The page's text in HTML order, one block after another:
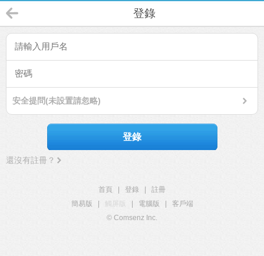
登錄
安全提問(未設置請忽略)
登錄
還沒有註冊？
首頁 登錄
註冊
簡易版
觸屏版 電腦版
客戶端
© Comsenz Inc.